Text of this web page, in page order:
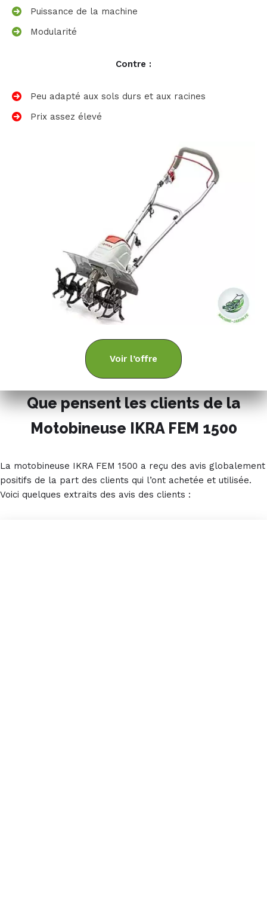
Puissance de la machine
Modularité
Contre :
Peu adapté aux sols durs et aux racines
Prix assez élevé
Voir l’offre
Que pensent les clients de la
Motobineuse IKRA FEM 1500
La motobineuse IKRA FEM 1500 a reçu des avis globalement
positifs de la part des clients qui l’ont achetée et utilisée.
Voici quelques extraits des avis des clients :